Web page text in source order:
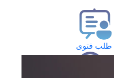
طلب فتوى